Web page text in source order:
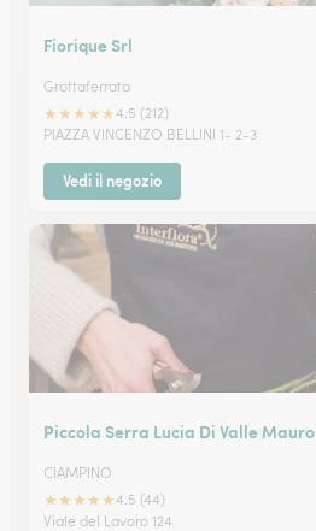
Fiorique Srl
Grottaferrata
★★★★★4.5 (212)
PIAZZA VINCENZO BELLINI 1- 2-3
Vedi il negozio
Piccola Serra Lucia Di Valle Mauro
CIAMPINO
★★★★★4.5 (44)
Viale del Lavoro 124